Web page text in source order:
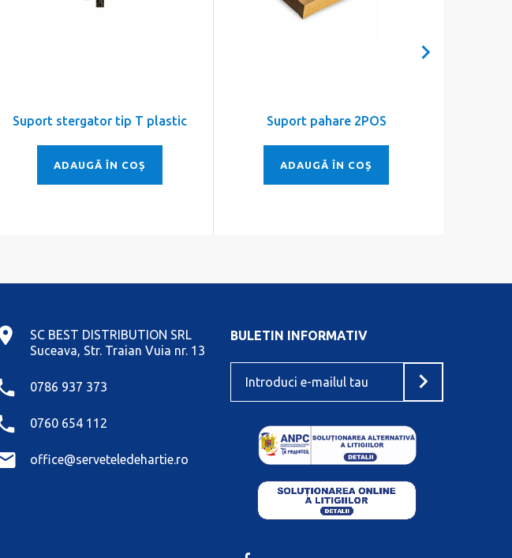
Suport stergator tip T plastic
ADAUGĂ ÎN COȘ
Suport pahare 2POS
ADAUGĂ ÎN COȘ
SC BEST DISTRIBUTION SRL
Suceava, Str. Traian Vuia nr. 13
0786 937 373
0760 654 112
office@serveteledehartie.ro
BULETIN INFORMATIV